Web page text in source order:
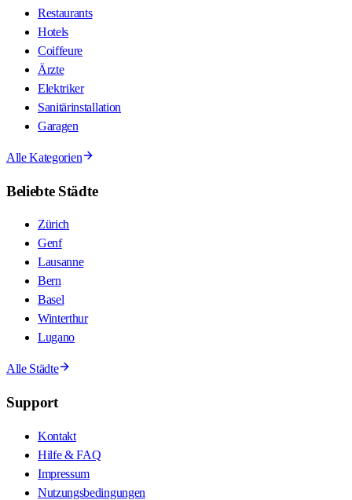
Restaurants
Hotels
Coiffeure
Ärzte
Elektriker
Sanitärinstallation
Garagen
Alle Kategorien
Beliebte Städte
Zürich
Genf
Lausanne
Bern
Basel
Winterthur
Lugano
Alle Städte
Support
Kontakt
Hilfe & FAQ
Impressum
Nutzungsbedingungen